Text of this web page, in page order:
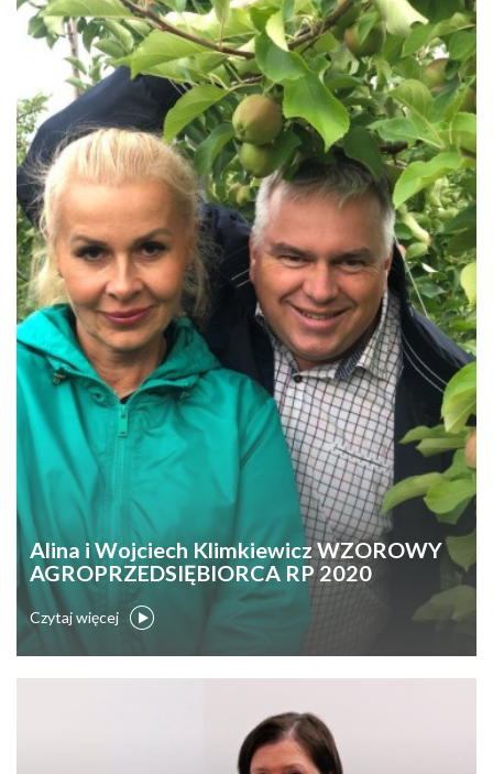
Alina i Wojciech Klimkiewicz WZOROWY
AGROPRZEDSIĘBIORCA RP 2020
Czytaj więcej